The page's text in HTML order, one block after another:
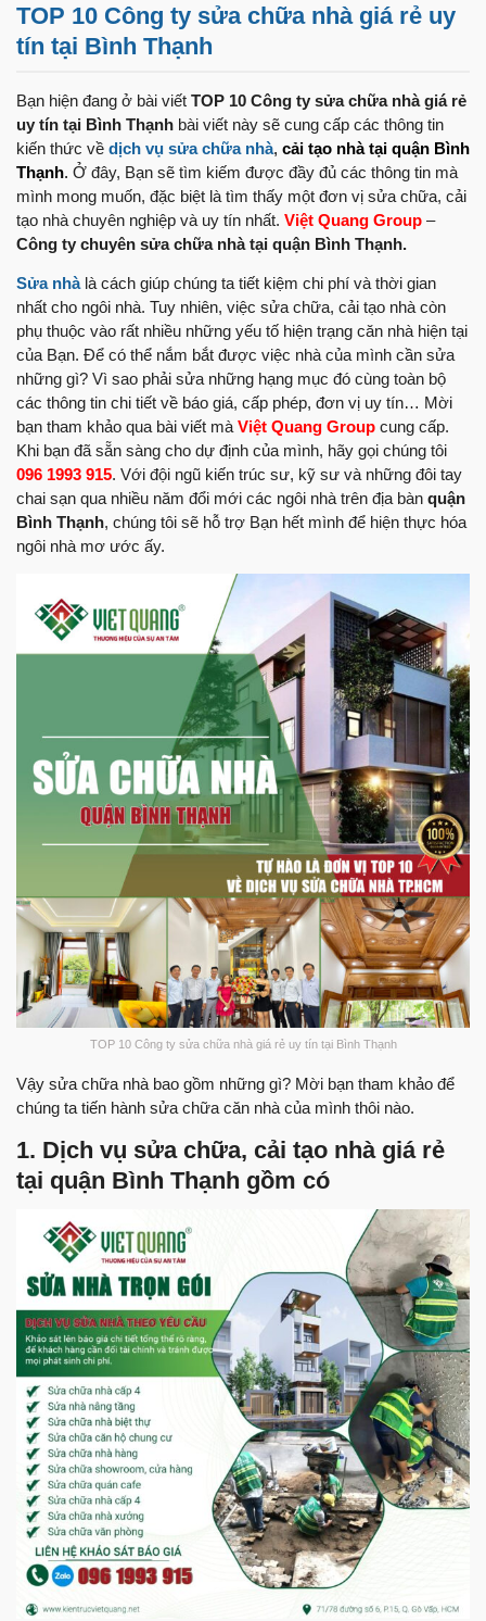
TOP 10 Công ty sửa chữa nhà giá rẻ uy
tín tại Bình Thạnh
Bạn hiện đang ở bài viết TOP 10 Công ty sửa chữa nhà giá rẻ
uy tín tại Bình Thạnh bài viết này sẽ cung cấp các thông tin
kiến thức về dịch vụ sửa chữa nhà, cải tạo nhà tại quận Bình
Thạnh. Ở đây, Bạn sẽ tìm kiếm được đầy đủ các thông tin mà
mình mong muốn, đặc biệt là tìm thấy một đơn vị sửa chữa, cải
tạo nhà chuyên nghiệp và uy tín nhất. Việt Quang Group –
Công ty chuyên sửa chữa nhà tại quận Bình Thạnh.
Sửa nhàlà cách giúp chúng ta tiết kiệm chi phí và thời gian
nhất cho ngôi nhà. Tuy nhiên, việc sửa chữa, cải tạo nhà còn
phụ thuộc vào rất nhiều những yếu tố hiện trạng căn nhà hiện tại
của Bạn. Để có thể nắm bắt được việc nhà của mình cần sửa
những gì? Vì sao phải sửa những hạng mục đó cùng toàn bộ
các thông tin chi tiết về báo giá, cấp phép, đơn vị uy tín… Mời
bạn tham khảo qua bài viết mà Việt Quang Group cung cấp.
Khi bạn đã sẵn sàng cho dự định của mình, hãy gọi chúng tôi
096 1993 915. Với đội ngũ kiến trúc sư, kỹ sư và những đôi tay
chai sạn qua nhiều năm đổi mới các ngôi nhà trên địa bàn quận
Bình Thạnh, chúng tôi sẽ hỗ trợ Bạn hết mình để hiện thực hóa
ngôi nhà mơ ước ấy.
TOP 10 Công ty sửa chữa nhà giá rẻ uy tín tại Bình Thạnh
Vậy sửa chữa nhà bao gồm những gì? Mời bạn tham khảo để
chúng ta tiến hành sửa chữa căn nhà của mình thôi nào.
1. Dịch vụ sửa chữa, cải tạo nhà giá rẻ
tại quận Bình Thạnh gồm có